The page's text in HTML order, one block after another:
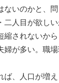
ないのかと、問
二人目が欲しい
縮されないから
婦が多い。職
ば、人口が増